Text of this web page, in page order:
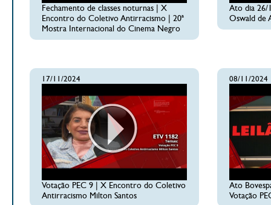
Fechamento de classes noturnas | X
Encontro do Coletivo Antirracismo | 20ª
Mostra Internacional do Cinema Negro
Ato dia 26/
Oswald de
17/11/2024
Votação PEC 9 | X Encontro do Coletivo
Antirracismo Milton Santos
08/11/2024
Ato
Votação